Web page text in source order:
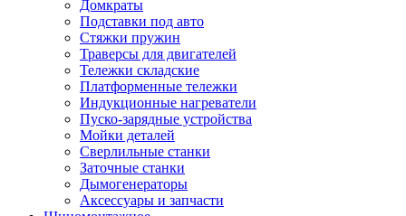
Домкраты
Подставки под авто
Стяжки пружин
Траверсы для двигателей
Тележки складские
Платформенные тележки
Индукционные нагреватели
Пуско-зарядные устройства
Мойки деталей
Сверлильные станки
Заточные станки
Дымогенераторы
Аксессуары и запчасти